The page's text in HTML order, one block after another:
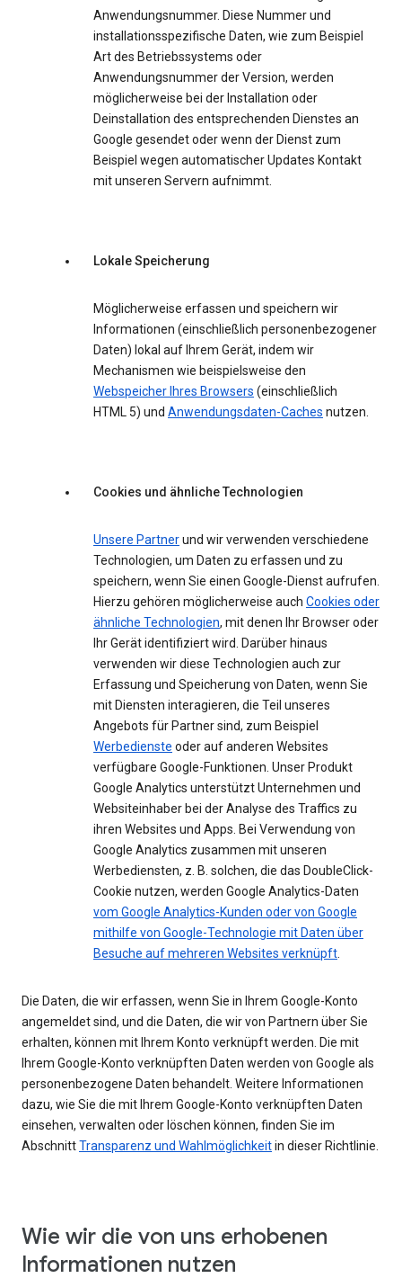
Anwendungsnummer. Diese Nummer und
installationsspezifische Daten, wie zum Beispiel
Art des Betriebssystems oder
Anwendungsnummer der Version, werden
möglicherweise bei der Installation oder
Deinstallation des entsprechenden Dienstes an
Google gesendet oder wenn der Dienst zum
Beispiel wegen automatischer Updates Kontakt
mit unseren Servern aufnimmt.
Lokale Speicherung
Möglicherweise erfassen und speichern wir
Informationen (einschließlich personenbezogener
Daten) lokal auf Ihrem Gerät, indem wir
Mechanismen wie beispielsweise den
Webspeicher Ihres Browsers (einschließlich
HTML 5) und Anwendungsdaten-Caches nutzen.
Cookies und ähnliche Technologien
Unsere Partnerund wir verwenden verschiedene
Technologien, um Daten zu erfassen und zu
speichern, wenn Sie einen Google-Dienst aufrufen.
Hierzu gehören möglicherweise auch Cookies oder
ähnliche Technologien, mit denen Ihr Browser oder
Ihr Gerät identifiziert wird. Darüber hinaus
verwenden wir diese Technologien auch zur
Erfassung und Speicherung von Daten, wenn Sie
mit Diensten interagieren, die Teil unseres
Angebots für Partner sind, zum Beispiel
Werbedienste oder auf anderen Websites
verfügbare Google-Funktionen. Unser Produkt
Google Analytics unterstützt Unternehmen und
Websiteinhaber bei der Analyse des Traffics zu
ihren Websites und Apps. Bei Verwendung von
Google Analytics zusammen mit unseren
Werbediensten, z. B. solchen, die das DoubleClick-
Cookie nutzen, werden Google Analytics-Daten
vom Google Analytics-Kunden oder von Google
mithilfe von Google-Technologie mit Daten über
Besuche auf mehreren Websites verknüpft.
Die Daten, die wir erfassen, wenn Sie in Ihrem Google-Konto
angemeldet sind, und die Daten, die wir von Partnern über Sie
erhalten, können mit Ihrem Konto verknüpft werden. Die mit
Ihrem Google-Konto verknüpften Daten werden von Google als
personenbezogene Daten behandelt. Weitere Informationen
dazu, wie Sie die mit Ihrem Google-Konto verknüpften Daten
einsehen, verwalten oder löschen können, finden Sie im
AbschnittTransparenz und Wahlmöglichkeitin dieser Richtlinie.
Wie wir die von uns erhobenen
Informationen nutzen